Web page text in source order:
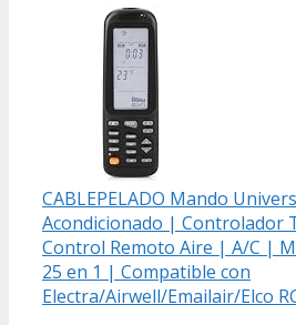
CABLEPELADO Mando
Acondicionado | Controlador
Control Remoto Aire | A/C |
25 en 1 | Compatible con
Electra/Airwell/Emailair/Elco